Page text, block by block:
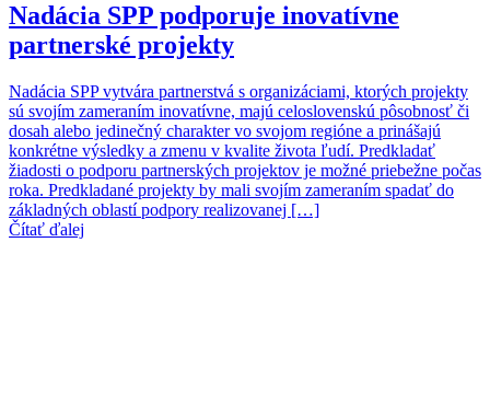
Nadácia SPP podporuje inovatívne
partnerské projekty
Nadácia SPP vytvára partnerstvá s organizáciami, ktorých projekty
sú svojím zameraním inovatívne, majú celoslovenskú pôsobnosť či
dosah alebo jedinečný charakter vo svojom regióne a prinášajú
konkrétne výsledky a zmenu v kvalite života ľudí. Predkladať
žiadosti o podporu partnerských projektov je možné priebežne počas
roka. Predkladané projekty by mali svojím zameraním spadať do
základných oblastí podpory realizovanej […]
Čítať ďalej